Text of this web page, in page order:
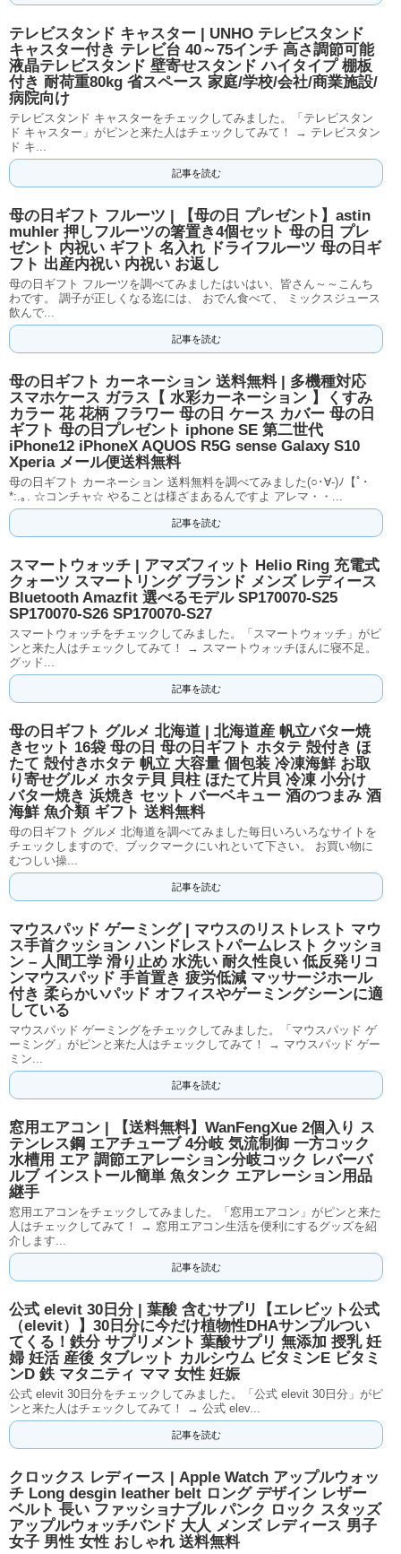
テレビスタンド キャスター | UNHO テレビスタンド
キャスター付き テレビ台 40～75インチ 高さ調節可能
液晶テレビスタンド 壁寄せスタンド ハイタイプ 棚板
付き 耐荷重80kg 省スペース 家庭/学校/会社/商業施設/
病院向け
テレビスタンド キャスターをチェックしてみました。「テレビスタン
ド キャスター」がピンと来た人はチェックしてみて！ → テレビスタン
ド キ...
記事を読む
母の日ギフト フルーツ | 【母の日 プレゼント】astin
muhler 押しフルーツの箸置き4個セット 母の日 プレ
ゼント 内祝い ギフト 名入れ ドライフルーツ 母の日ギ
フト 出産内祝い 内祝い お返し
母の日ギフト フルーツを調べてみましたはいはい、皆さん～～こんち
わです。 調子が正しくなる迄には、 おでん食べて、 ミックスジュース
飲んで...
記事を読む
母の日ギフト カーネーション 送料無料 | 多機種対応
スマホケース ガラス【 水彩カーネーション 】くすみ
カラー 花 花柄 フラワー 母の日 ケース カバー 母の日
ギフト 母の日プレゼント iphone SE 第二世代
iPhone12 iPhoneX AQUOS R5G sense Galaxy S10
Xperia メール便送料無料
母の日ギフト カーネーション 送料無料を調べてみました(○･∀-)ﾉ【ﾟ･
*:.｡. ☆コンチャ☆ やることは様ざまあるんですよ アレマ・・...
記事を読む
スマートウォッチ | アマズフィット Helio Ring 充電式
クォーツ スマートリング ブランド メンズ レディース
Bluetooth Amazfit 選べるモデル SP170070-S25
SP170070-S26 SP170070-S27
スマートウォッチをチェックしてみました。「スマートウォッチ」がピ
ンと来た人はチェックしてみて！ → スマートウォッチほんに寝不足。
グッド...
記事を読む
母の日ギフト グルメ 北海道 | 北海道産 帆立バター焼
きセット 16袋 母の日 母の日ギフト ホタテ 殻付き ほ
たて 殻付きホタテ 帆立 大容量 個包装 冷凍海鮮 お取
り寄せグルメ ホタテ貝 貝柱 ほたて片貝 冷凍 小分け
バター焼き 浜焼き セット バーベキュー 酒のつまみ 酒
海鮮 魚介類 ギフト 送料無料
母の日ギフト グルメ 北海道を調べてみました毎日いろいろなサイトを
チェックしますので、ブックマークにいれといて下さい。 お買い物に
むつしい操...
記事を読む
マウスパッド ゲーミング | マウスのリストレスト マウ
ス手首クッション ハンドレストパームレスト クッショ
ン – 人間工学 滑り止め 水洗い 耐久性良い 低反発リコ
ンマウスパッド 手首置き 疲労低減 マッサージホール
付き 柔らかいパッド オフィスやゲーミングシーンに適
している
マウスパッド ゲーミングをチェックしてみました。「マウスパッド ゲ
ーミング」がピンと来た人はチェックしてみて！ → マウスパッド ゲー
ミン...
記事を読む
窓用エアコン | 【送料無料】WanFengXue 2個入り ス
テンレス鋼 エアチューブ 4分岐 気流制御 一方コック
水槽用 エア 調節エアレーション分岐コック レバーバ
ルブ インストール簡単 魚タンク エアレーション用品
継手
窓用エアコンをチェックしてみました。「窓用エアコン」がピンと来た
人はチェックしてみて！ → 窓用エアコン生活を便利にするグッズを紹
介します...
記事を読む
公式 elevit 30日分 | 葉酸 含むサプリ【エレビット公式
（elevit）】30日分に今だけ植物性DHAサンプルつい
てくる！鉄分 サプリメント 葉酸サプリ 無添加 授乳 妊
婦 妊活 産後 タブレット カルシウム ビタミンE ビタミ
ンD 鉄 マタニティ ママ 女性 妊娠
公式 elevit 30日分をチェックしてみました。「公式 elevit 30日分」がピ
ンと来た人はチェックしてみて！ → 公式 elev...
記事を読む
クロックス レディース | Apple Watch アップルウォッ
チ Long desgin leather belt ロング デザイン レザー
ベルト 長い ファッショナブル パンク ロック スタッズ
アップルウォッチバンド 大人 メンズ レディース 男子
女子 男性 女性 おしゃれ 送料無料